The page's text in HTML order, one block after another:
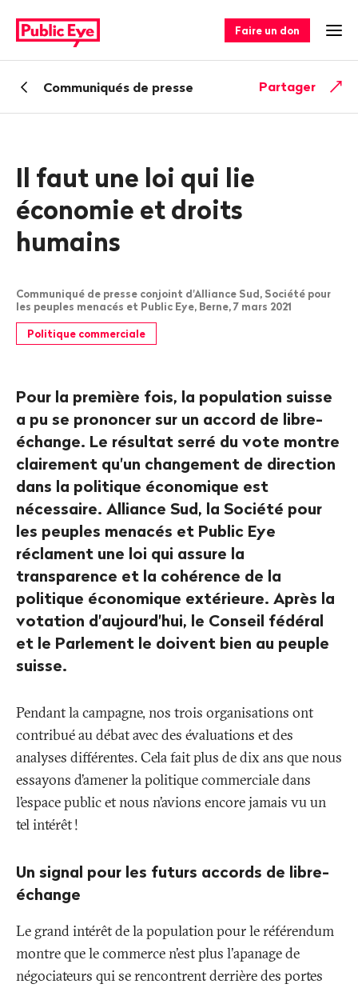
sur
publiceye.ch
rapide
Faire un don
RetourCommuniqués de presse Partager
Il faut une loi qui lie
économie et droits
humains
Communiqué de presse conjoint d'Alliance Sud, Société pour
les peuples menacés et Public Eye, Berne, 7 mars 2021
Politique commerciale
Pour la première fois, la population suisse
a pu se prononcer sur un accord de libre-
échange. Le résultat serré du vote montre
clairement qu'un changement de direction
dans la politique économique est
nécessaire. Alliance Sud, la Société pour
les peuples menacés et Public Eye
réclament une loi qui assure la
transparence et la cohérence de la
politique économique extérieure. Après la
votation d'aujourd'hui, le Conseil fédéral
et le Parlement le doivent bien au peuple
suisse.
Pendant la campagne, nos trois organisations ont
contribué au débat avec des évaluations et des
analyses différentes. Cela fait plus de dix ans que nous
essayons d’amener la politique commerciale dans
l’espace public et nous n’avions encore jamais vu un
tel intérêt!
Un signal pour les futurs accords de libre-
échange
Le grand intérêt de la population pour le référendum
montre que le commerce n'est plus l'apanage de
négociateurs qui se rencontrent derrière des portes